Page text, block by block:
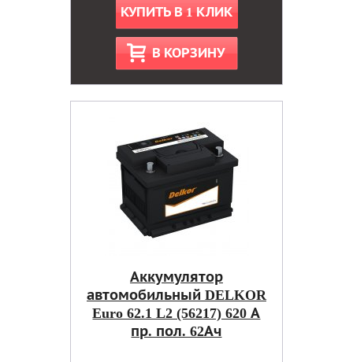
КУПИТЬ В 1 КЛИК
В КОРЗИНУ
Аккумулятор
автомобильный DELKOR
Euro 62.1 L2 (56217) 620 А
пр. пол. 62Ач